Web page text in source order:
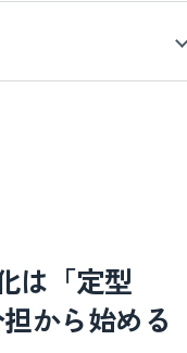
は「定型
から始める